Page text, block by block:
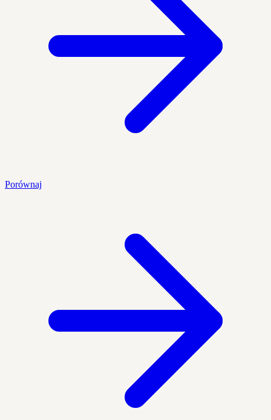
Porównaj